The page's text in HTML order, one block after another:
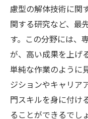
慮型の解体技術に関
関する研究など、最
す。この分野には、
が、高い成果を上げ
単純な作業のように
ジションやキャリア
門スキルを身に付け
ることができるでし